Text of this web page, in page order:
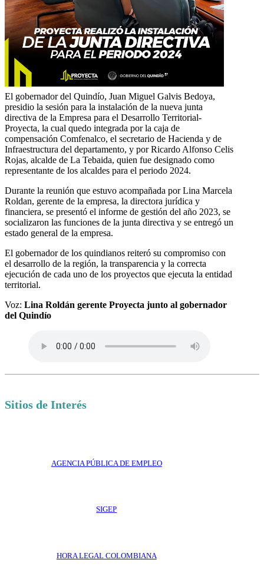
El gobernador del Quindío, Juan Miguel Galvis Bedoya,
presidio la sesión para la instalación de la nueva junta
directiva de la Empresa para el Desarrollo Territorial-
Proyecta, la cual quedo integrada por la caja de
compensación Comfenalco, el secretario de Hacienda y de
Infraestructura del departamento, y por Ricardo Alfonso Celis
Rojas, alcalde de La Tebaida, quien fue designado como
representante de los alcaldes para el periodo 2024.
Durante la reunión que estuvo acompañada por Lina Marcela
Roldan, gerente de la empresa, la directora jurídica y
financiera, se presentó el informe de gestión del año 2023, se
socializaron las funciones de la junta directiva y se entregó un
estado general de la empresa.
El gobernador de los quindianos reiteró su compromiso con
el desarrollo de la región, la transparencia y la correcta
ejecución de cada uno de los proyectos que ejecuta la entidad
territorial.
Voz: Lina Roldán gerente Proyecta junto al gobernador
del Quindío
Sitios de Interés
AGENCIA PÚBLICA DE EMPLEO
SIGEP
HORA LEGAL COLOMBIANA